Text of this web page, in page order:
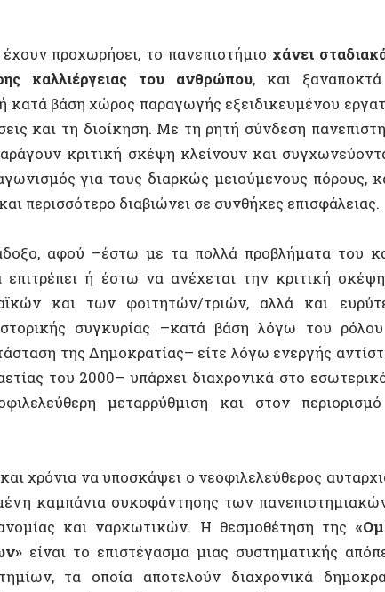
διαβιώνει σε συνθήκες επισφάλειας.
αφού –έστω με τα πολλά προβλήματα του και τη
ή έστω να ανέχεται την κριτική σκέψη στο
και των φοιτητών/τριών, αλλά και ευρύτερων
συγκυρίας –κατά βάση λόγω του ρόλου του
της Δημοκρατίας– είτε λόγω ενεργής αντίστασης
του 2000– υπάρχει διαχρονικά στο εσωτερικό του
μεταρρύθμιση και στον περιορισμό της
να υποσκάψει ο νεοφιλελεύθερος αυταρχισμός
συκοφάντησης των πανεπιστημιακών και
και ναρκωτικών. Η θεσμοθέτηση της«Ομάδας
το επιστέγασμα μιας συστηματικής απόπειρας
τα οποία αποτελούν διαχρονικά δημοκρατικό
Το νέο νομοσχέδιο αποσκοπεί στην
κινημάτων που δραστηριοποιούνται στον χώρο του
διαδικασίας και στην υπαγωγή της στις
η ακαδημαϊκή ελευθερίακαιη κριτική σκέψη , που